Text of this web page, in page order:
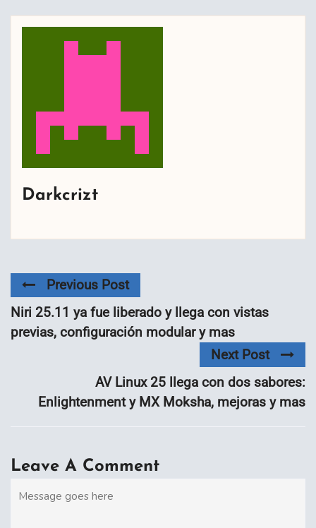
Darkcrizt
Previous Post
Niri 25.11 ya fue liberado y llega con vistas
previas, configuración modular y mas
Next Post
AV Linux 25 llega con dos sabores:
Enlightenment y MX Moksha, mejoras y mas
Leave A Comment